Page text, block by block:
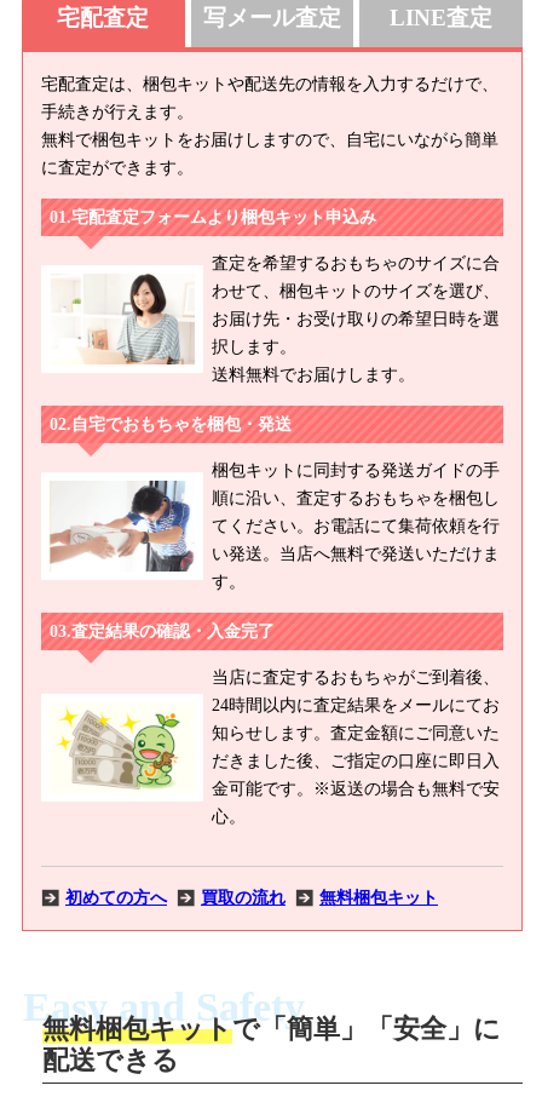
宅配査定
宅配査定は、梱包キットや配送先の情報を入力するだけで、
手続きが行えます。
無料で梱包キットをお届けしますので、自宅にいながら簡単
に査定ができます。
宅配査定フォームより梱包キット申込み
査定を希望するおもちゃのサイズに合
わせて、梱包キットのサイズを選び、
お届け先・お受け取りの希望日時を選
択します。
送料無料でお届けします。
自宅でおもちゃを梱包・発送
梱包キットに同封する発送ガイドの手
順に沿い、査定するおもちゃを梱包し
てください。お電話にて集荷依頼を行
い発送。当店へ無料で発送いただけま
す。
査定結果の確認・入金完了
当店に査定するおもちゃがご到着後、
24時間以内に査定結果をメールにてお
知らせします。査定金額にご同意いた
だきました後、ご指定の口座に即日入
金可能です。※返送の場合も無料で安
心。
初めての方へ 買取の流れ 無料梱包キット
写メール査定
商品撮影
LINE査定
LINEの友だち追加・査定画像を送信
Easy and Safety
無料梱包キットで「簡単」「安全」に
配送できる